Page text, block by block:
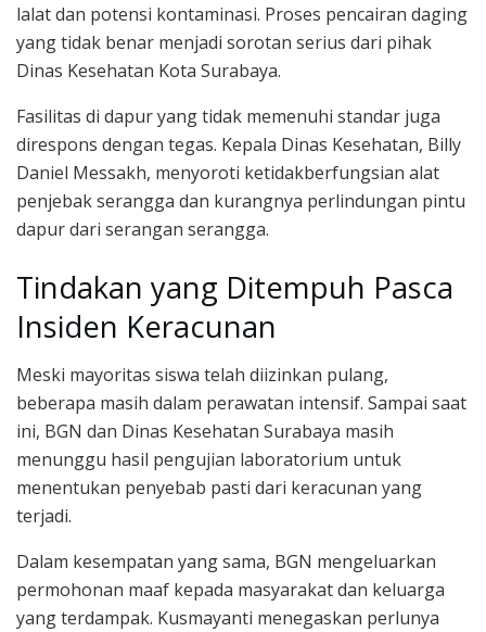
lalat dan potensi kontaminasi. Proses pencairan daging
yang tidak benar menjadi sorotan serius dari pihak
Dinas Kesehatan Kota Surabaya.
Fasilitas di dapur yang tidak memenuhi standar juga
direspons dengan tegas. Kepala Dinas Kesehatan, Billy
Daniel Messakh, menyoroti ketidakberfungsian alat
penjebak serangga dan kurangnya perlindungan pintu
dapur dari serangan serangga.
Tindakan yang Ditempuh Pasca
Insiden Keracunan
Meski mayoritas siswa telah diizinkan pulang,
beberapa masih dalam perawatan intensif. Sampai saat
ini, BGN dan Dinas Kesehatan Surabaya masih
menunggu hasil pengujian laboratorium untuk
menentukan penyebab pasti dari keracunan yang
terjadi.
Dalam kesempatan yang sama, BGN mengeluarkan
permohonan maaf kepada masyarakat dan keluarga
yang terdampak. Kusmayanti menegaskan perlunya